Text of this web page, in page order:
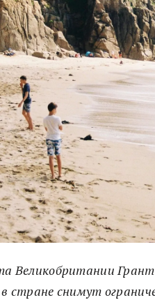
Великобритании
стране снимут